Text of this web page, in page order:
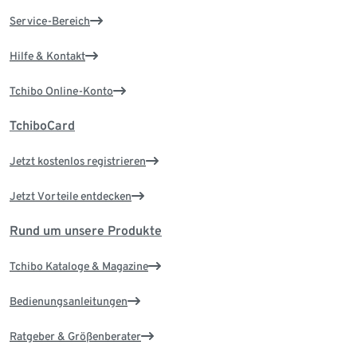
Service-Bereich
Hilfe & Kontakt
Tchibo Online-Konto
TchiboCard
Jetzt kostenlos registrieren
Jetzt Vorteile entdecken
Rund um unsere Produkte
Tchibo Kataloge & Magazine
Bedienungsanleitungen
Ratgeber & Größenberater